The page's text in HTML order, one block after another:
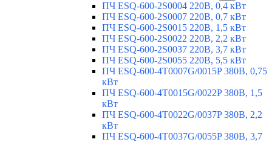
ПЧ ESQ-600-2S0004 220В, 0,4 кВт
ПЧ ESQ-600-2S0007 220В, 0,7 кВт
ПЧ ESQ-600-2S0015 220В, 1,5 кВт
ПЧ ESQ-600-2S0022 220В, 2,2 кВт
ПЧ ESQ-600-2S0037 220В, 3,7 кВт
ПЧ ESQ-600-2S0055 220В, 5,5 кВт
ПЧ ESQ-600-4T0007G/0015P 380В, 0,75
кВт
ПЧ ESQ-600-4T0015G/0022P 380В, 1,5
кВт
ПЧ ESQ-600-4T0022G/0037P 380В, 2,2
кВт
ПЧ ESQ-600-4T0037G/0055P 380В, 3,7